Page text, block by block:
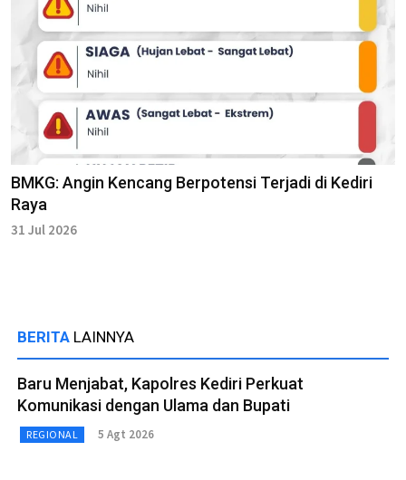
BMKG: Angin Kencang Berpotensi Terjadi di Kediri
Raya
31 Jul 2026
BERITA LAINNYA
Baru Menjabat, Kapolres Kediri Perkuat
Komunikasi dengan Ulama dan Bupati
REGIONAL 5 Agt 2026